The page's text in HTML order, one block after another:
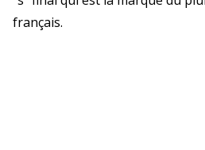
français.